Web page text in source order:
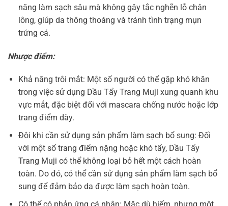
năng làm sạch sâu mà không gây tắc nghẽn lỗ chân
lông, giúp da thông thoáng và tránh tình trạng mụn
trứng cá.
Nhược điểm:
Khả năng trôi mắt: Một số người có thể gặp khó khăn
trong việc sử dụng Dầu Tẩy Trang Muji xung quanh khu
vực mắt, đặc biệt đối với mascara chống nước hoặc lớp
trang điểm dày.
Đôi khi cần sử dụng sản phẩm làm sạch bổ sung: Đối
với một số trang điểm nặng hoặc khó tẩy, Dầu Tẩy
Trang Muji có thể không loại bỏ hết một cách hoàn
toàn. Do đó, có thể cần sử dụng sản phẩm làm sạch bổ
sung để đảm bảo da được làm sạch hoàn toàn.
Có thể có phản ứng cá nhân: Mặc dù hiếm, nhưng một